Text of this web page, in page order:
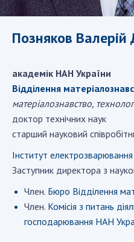
Засідання Президії
Сесії Загальних
Річні звіти НАН України
Річні фінансові звіти
Наукові публікації
Охорона прав
трансфер технологій
Наукові об'єкти, що
надбання
Позняков
академік НАН України
Відділення
матеріалознавство,
доктор технічних наук
старший науковий
Інститут
Заступник директора з
Член. Бюро Відділення
Член. Комісія з питань
господарювання НАН